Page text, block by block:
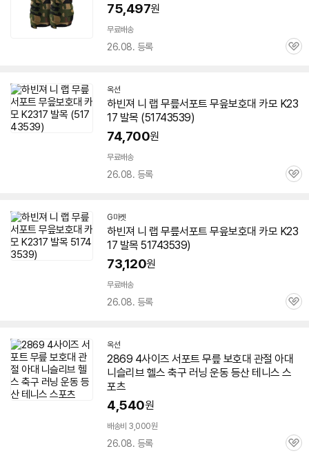
75,497원
무료배송
26.08. 등록
관
옥션
하빈져 니 랩 무릎서포트 무읖보호대 카모 K23
17 발목 (51743539)
74,700원
무료배송
26.08. 등록
관
G마켓
하빈져 니 랩 무릎서포트 무읖보호대 카모 K23
17 발목 51743539)
73,120원
무료배송
26.08. 등록
관
옥션
2869 4사이즈 서포트 무릎 보호대 관절 아대
니슬리브 헬스 축구 러닝 운동 등산 테니스 스
포츠
4,540원
배송비 3,000원
26.08. 등록
관